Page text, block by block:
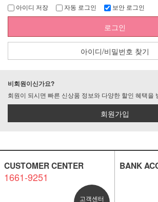
아이디 저장 자동 로그인 보안 로그인
로그인
아이디/비밀번호 찾기
비회원이신가요?
회원이 되시면 빠른 신상품 정보와 다양한 할인 혜택을
회원가입
CUSTOMER CENTER
1661-9251
고객센터
BANK